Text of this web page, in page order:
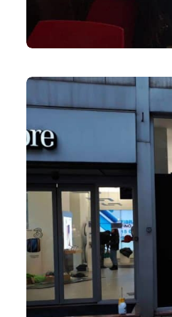
Vetrine 31 Marzo